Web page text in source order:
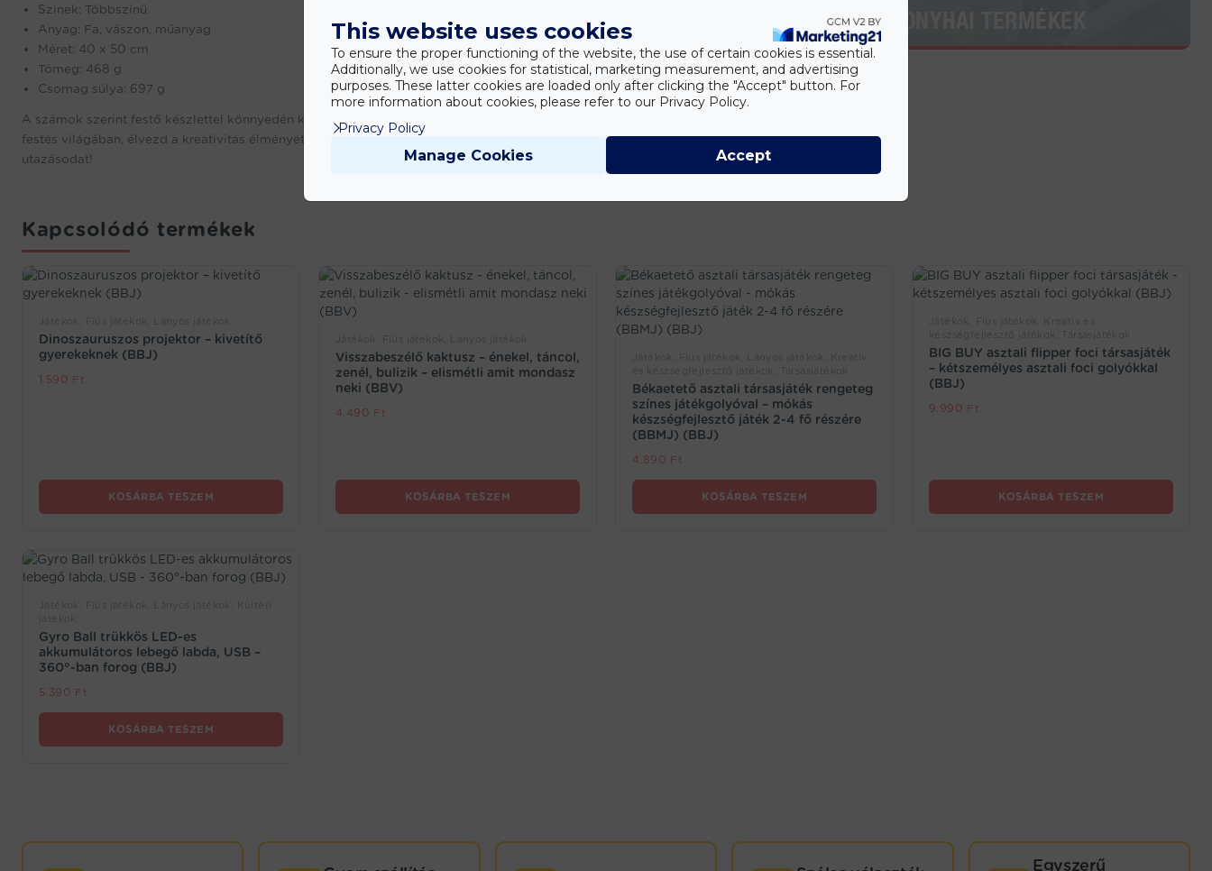
Színek: Többszínű
Anyag: Fa, vászon, műanyag
Méret: 40 x 50 cm
Tömeg: 468 g
Csomag súlya: 697 g
A számok szerint festő készlettel könnyedén képességeid szintjétől függetlenül alkothatsz és érezheted magad művészként. Merülj el a
festés világában, élvezd a kreativitás élményét, és alkoss lenyűgöző műalkotásokat! Szerezd be most, és indítsd el saját festői
utazásodat!
Kapcsolódó termékek
Dinoszauruszos projektor – kivetítő
gyerekeknek (BBJ)
1.590 Ft
KOSÁRBA TESZEM
Visszabeszélő kaktusz – énekel, táncol,
zenél, bulizik – elismétli amit mondasz
neki (BBV)
4.490 Ft
KOSÁRBA TESZEM
Békaetető asztali társasjáték rengeteg
színes játékgolyóval – mókás
készségfejlesztő játék 2-4 fő részére
(BBMJ) (BBJ)
4.890 Ft
KOSÁRBA TESZEM
BIG BUY asztali flipper foci társasjáték
– kétszemélyes asztali foci golyókkal
(BBJ)
9.990 Ft
KOSÁRBA TESZEM
Gyro Ball trükkös LED-es
akkumulátoros lebegő labda, USB –
360°-ban forog (BBJ)
5.390 Ft
KOSÁRBA TESZEM
Egyszerű
This website uses cookies
To ensure the proper functioning of the website, the use of certain cookies is essential.
Additionally, we use cookies for statistical, marketing measurement, and advertising
purposes. These latter cookies are loaded only after clicking the "Accept" button. For
more information about cookies, please refer to our Privacy Policy.
Privacy Policy
Manage Cookies Accept